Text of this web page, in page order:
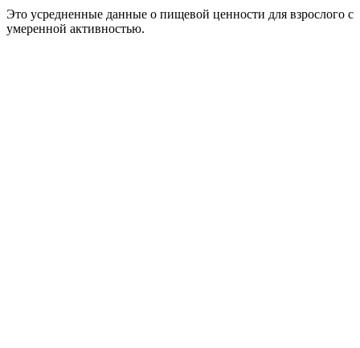
Это усредненные данные о пищевой ценности для взрослого с
умеренной активностью.